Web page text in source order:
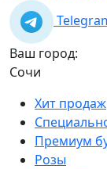
Ваш город:
Сочи
Хит продаж
Премиум
Розы